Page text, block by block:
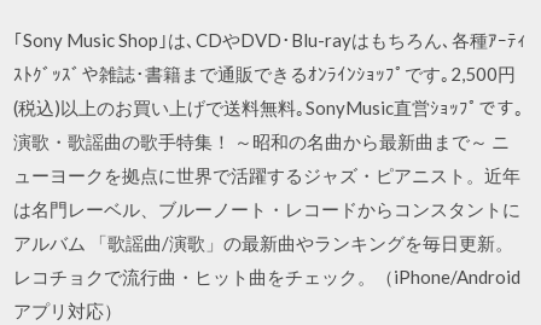
｢Sony Music Shop｣は､CDやDVD･Blu-rayはもちろん､各種ｱｰﾃｨ
ｽﾄｸﾞｯｽﾞや雑誌･書籍まで通販できるｵﾝﾗｲﾝｼｮｯﾌﾟです｡2,500円
(税込)以上のお買い上げで送料無料｡SonyMusic直営ｼｮｯﾌﾟです｡
演歌・歌謡曲の歌手特集！ ～昭和の名曲から最新曲まで～ ニ
ューヨークを拠点に世界で活躍するジャズ・ピアニスト。近年
は名門レーベル、ブルーノート・レコードからコンスタントに
アルバム 「歌謡曲/演歌」の最新曲やランキングを毎日更新。
レコチョクで流行曲・ヒット曲をチェック。（iPhone/Android
アプリ対応）